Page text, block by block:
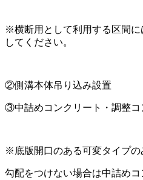
※横断用として利用する区間
してください。
②側溝本体吊り込み設置
③中詰めコンクリート・調整コ
※底版開口のある可変タイプの
勾配をつけない場合は中詰め